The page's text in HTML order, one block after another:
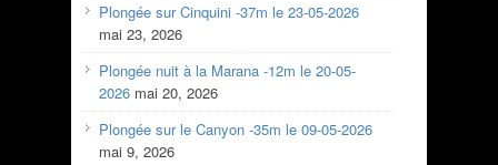
Plongée sur Cinquini -37m le 23-05-2026
mai 23, 2026
Plongée nuit à la Marana -12m le 20-05-
2026 mai 20, 2026
Plongée sur le Canyon -35m le 09-05-2026
mai 9, 2026